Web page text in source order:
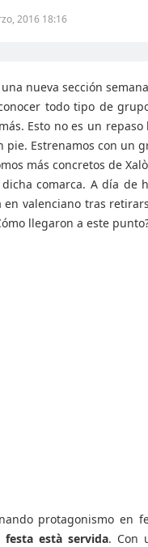
2016 18:16
nueva sección
todo tipo de
Esto no es un
Estrenamos con un
más concretos de
comarca. A día de
en valenciano tras
llegaron a este
protagonismo en
festa està servida. Con